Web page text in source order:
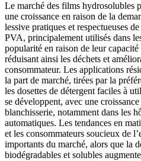
Le marché des films hydrosolubles
une croissance en raison de la
lessive pratiques et respectueuses
PVA, principalement utilisés dans
popularité en raison de leur capacité
réduisant ainsi les déchets et
consommateur. Les applications
la part de marché, tirées par la
les dosettes de détergent faciles à
se développent, avec une
blanchisserie, notamment dans les
automatiques. Les tendances en
et les consommateurs soucieux de
importants du marché, alors que la
biodégradables et solubles